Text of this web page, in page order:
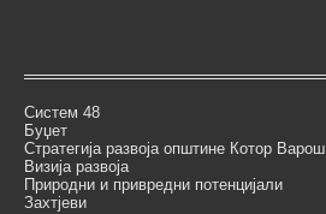
Систем 48
Буџет
Стратегија развоја општине Котор Варош
Визија развоја
Природни и привредни потенцијали
Захтјеви